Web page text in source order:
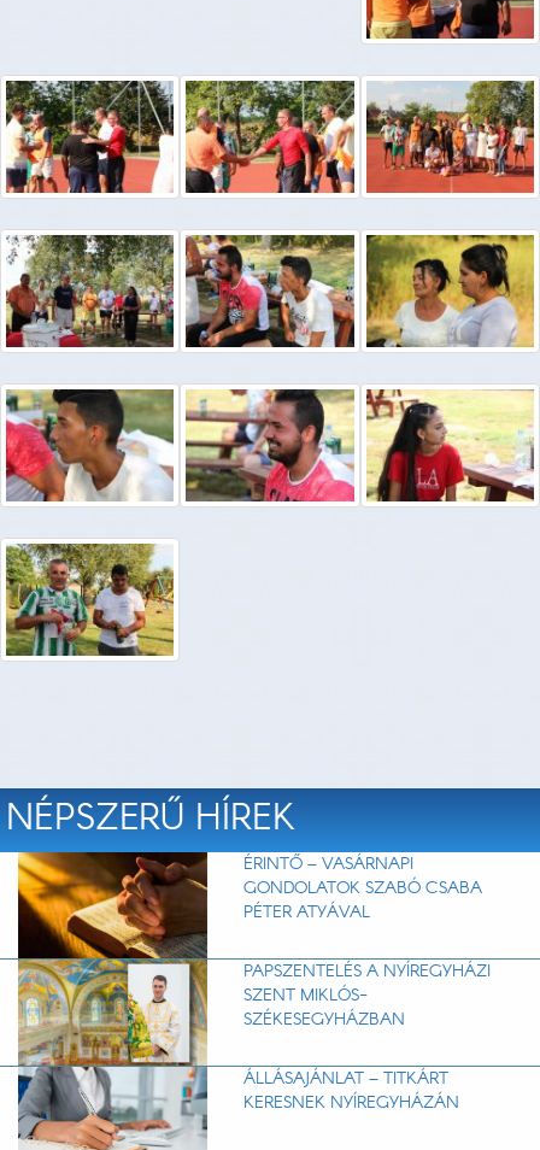
NÉPSZERŰ HÍREK
ÉRINTŐ – VASÁRNAPI
GONDOLATOK SZABÓ CSABA
PÉTER ATYÁVAL
PAPSZENTELÉS A NYÍREGYHÁZI
SZENT MIKLÓS-
SZÉKESEGYHÁZBAN
ÁLLÁSAJÁNLAT – TITKÁRT
KERESNEK NYÍREGYHÁZÁN